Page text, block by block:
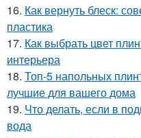
16. Как вернуть блеск:
пластика
17. Как выбрать цвет
интерьера
18. Топ-5 напольных
лучшие для вашего дома
19. Что делать, если в
вода